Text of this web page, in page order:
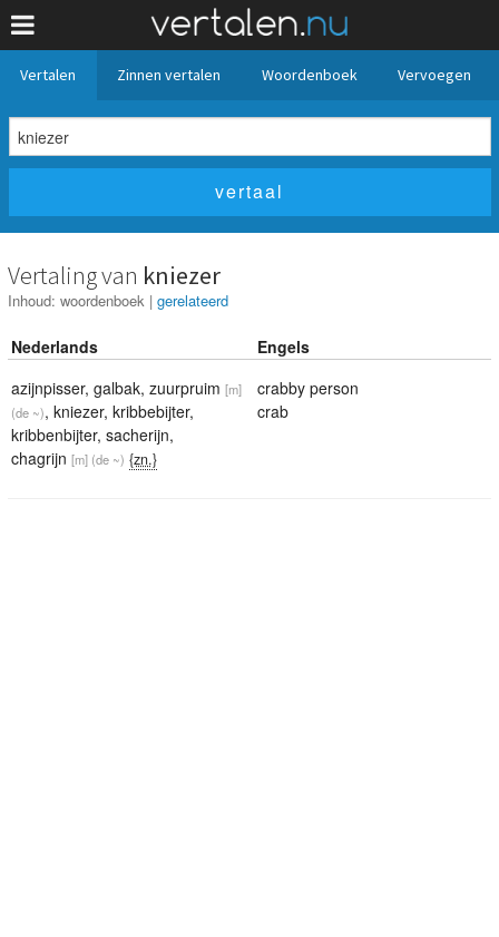
Vertalen Zinnen vertalen Woordenboek Vervoegen
Vertaling van kniezer
Inhoud: woordenboek | gerelateerd
Nederlands
Engels
azijnpisser, galbak, zuurpruim [m]
(de ~), kniezer, kribbebijter,
kribbenbijter, sacherijn,
chagrijn [m] (de ~) {zn.}
crabby person
crab